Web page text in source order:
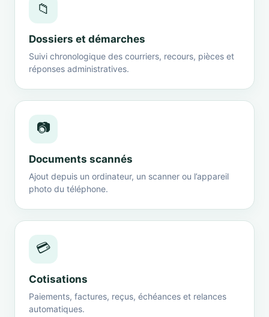
📁
Dossiers et démarches
Suivi chronologique des courriers, recours, pièces et
réponses administratives.
📷
Documents scannés
Ajout depuis un ordinateur, un scanner ou l’appareil
photo du téléphone.
💳
Cotisations
Paiements, factures, reçus, échéances et relances
automatiques.